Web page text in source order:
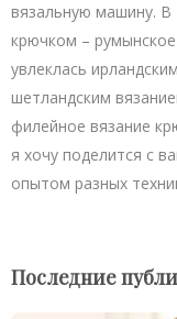
вязальную машину. В
крючком –
увлеклась
шетландским
филейное вязание
я хочу поделится с
опытом разных
Последние